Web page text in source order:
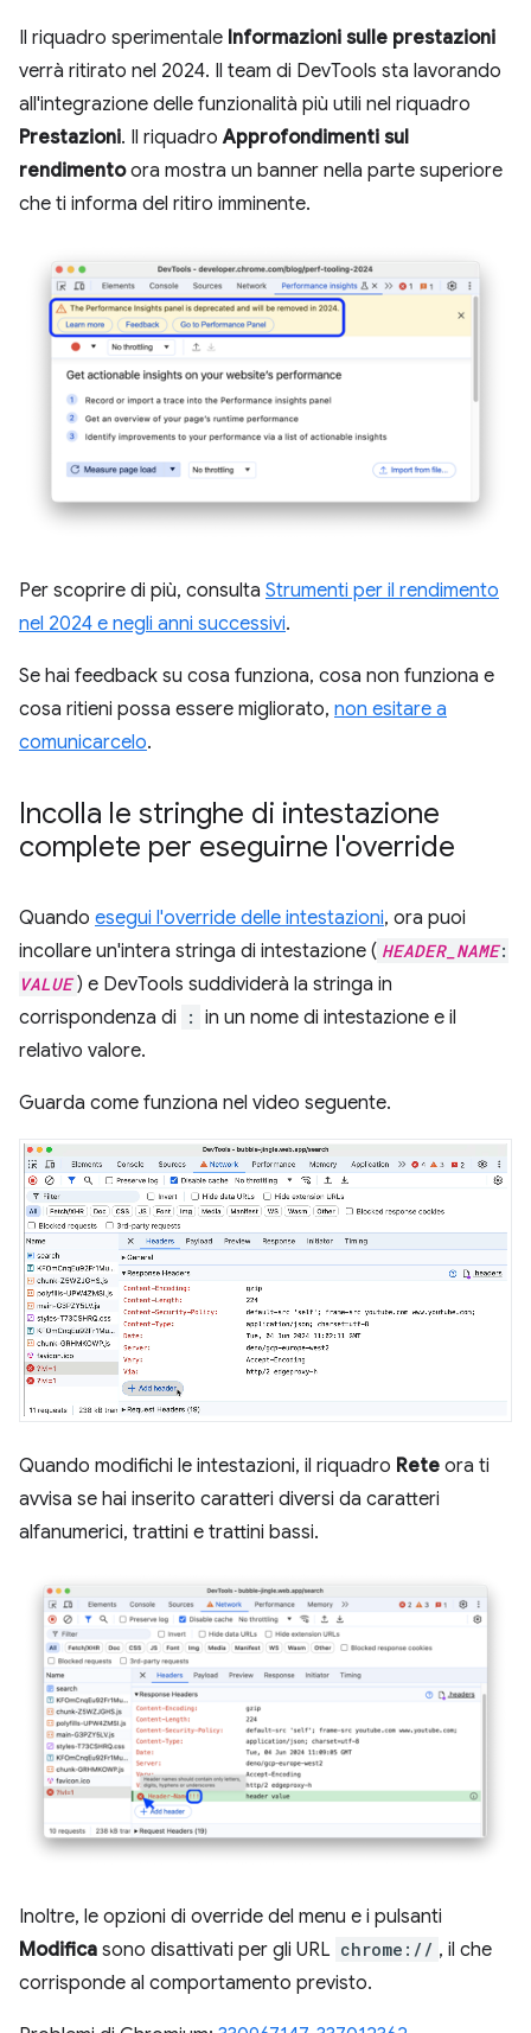
Il riquadro sperimentale Informazioni sulle prestazioni
verrà ritirato nel 2024. Il team di DevTools sta lavorando
all'integrazione delle funzionalità più utili nel riquadro
Prestazioni. Il riquadroApprofondimenti sul
rendimentoora mostra un banner nella parte superiore
che ti informa del ritiro imminente.
Per scoprire di più, consulta Strumenti per il rendimento
nel 2024 e negli anni successivi.
Se hai feedback su cosa funziona, cosa non funziona e
cosa ritieni possa essere migliorato, non esitare a
comunicarcelo.
Incolla le stringhe di intestazione
complete per eseguirne l'override
Quando esegui l'override delle intestazioni, ora puoi
incollare un'intera stringa di intestazione ( HEADER_NAME:
VALUE ) e DevTools suddividerà la stringa in
corrispondenza di
: in un nome di intestazione e il
relativo valore.
Guarda come funziona nel video seguente.
Quando modifichi le intestazioni, il riquadro Rete ora ti
avvisa se hai inserito caratteri diversi da caratteri
alfanumerici, trattini e trattini bassi.
Inoltre, le opzioni di override del menu e i pulsanti
Modifica sono disattivati per gli URL chrome:// , il che
corrisponde al comportamento previsto.